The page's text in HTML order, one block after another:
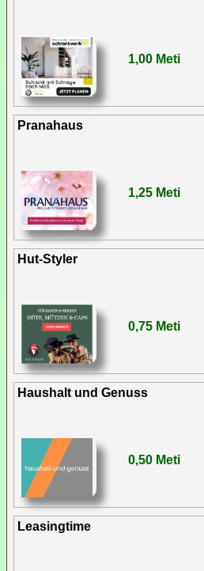
1,00 Meti
Pranahaus
1,25 Meti
Hut-Styler
0,75 Meti
Haushalt und Genuss
0,50 Meti
Leasingtime